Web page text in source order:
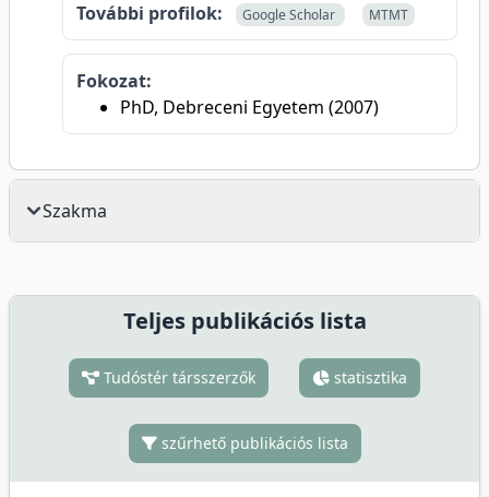
További profilok: Google Scholar MTMT
Fokozat:
PhD, Debreceni Egyetem (2007)
Szakma
Teljes publikációs lista
Tudóstér társszerzők statisztika
szűrhető publikációs lista